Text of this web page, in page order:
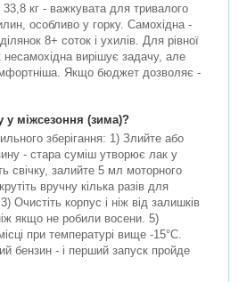
33,8 кг - важкувата для тривалого
особливо у горку. Самохідна -
8+ соток і ухилів. Для рівної
несамохідна вирішує задачу, але
Якщо бюджет дозволяє -
у міжсезоння (зима)?
зберігання: 1) Злийте або
- стара суміш утворює лак у
свічку, залийте 5 мл моторного
вручну кілька разів для
Очистіть корпус і ніж від залишків
якщо не робили восени. 5)
при температурі вище -15°C.
бензин - і перший запуск пройде